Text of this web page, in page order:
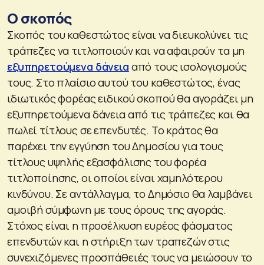
Ο σκοπός
Σκοπός του καθεστώτος είναι να διευκολύνει τις
τράπεζες να τιτλοποιούν και να αφαιρούν τα μη
εξυπηρετούμενα δάνεια από τους ισολογισμούς
τους. Στο πλαίσιο αυτού του καθεστώτος, ένας
ιδιωτικός φορέας ειδικού σκοπού θα αγοράζει μη
εξυπηρετούμενα δάνεια από τις τράπεζες και θα
πωλεί τίτλους σε επενδυτές. Το κράτος θα
παρέχει την εγγύηση του Δημοσίου για τους
τίτλους υψηλής εξασφάλισης του φορέα
τιτλοποίησης, οι οποίοι είναι χαμηλότερου
κινδύνου. Σε αντάλλαγμα, το Δημόσιο θα λαμβάνει
αμοιβή σύμφωνη με τους όρους της αγοράς.
Στόχος είναι η προσέλκυση ευρέος φάσματος
επενδυτών και η στήριξη των τραπεζών στις
συνεχιζόμενες προσπάθειές τους να μειώσουν το